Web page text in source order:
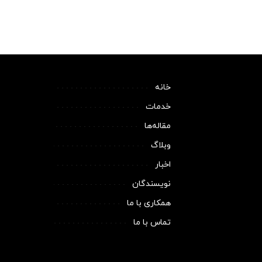
خانه
خدمات
مقاله‌ها
وبلاگ
اخبار
نویسندگان
همکاری با ما
تماس با ما